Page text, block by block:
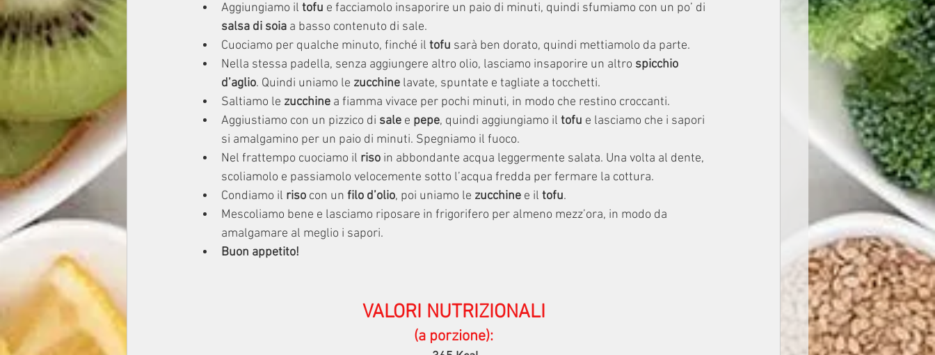
Aggiungiamo il tofu e facciamolo insaporire un paio di minuti, quindi sfumiamo con un po’ di
salsa di soia a basso contenuto di sale.
Cuociamo per qualche minuto, finché il tofu sarà ben dorato, quindi mettiamolo da parte.
Nella stessa padella, senza aggiungere altro olio, lasciamo insaporire un altro spicchio
d’aglio. Quindi uniamo le zucchine lavate, spuntate e tagliate a tocchetti.
Saltiamo le zucchine a fiamma vivace per pochi minuti, in modo che restino croccanti.
Aggiustiamo con un pizzico di sale e pepe, quindi aggiungiamo il tofu e lasciamo che i sapori
si amalgamino per un paio di minuti. Spegniamo il fuoco.
Nel frattempo cuociamo il riso in abbondante acqua leggermente salata. Una volta al dente,
scoliamolo e passiamolo velocemente sotto l’acqua fredda per fermare la cottura.
Condiamo il riso con un filo d’olio, poi uniamo le zucchine e il tofu.
Mescoliamo bene e lasciamo riposare in frigorifero per almeno mezz’ora, in modo da
amalgamare al meglio i sapori.
Buon appetito!
VALORI NUTRIZIONALI
(a porzione):